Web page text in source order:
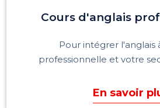
Cours d'anglais
Pour intégrer l'anglais
professionnelle et votre
En savoir